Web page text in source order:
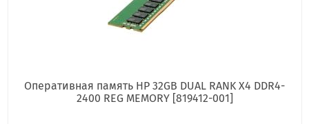
Оперативная память HP 32GB DUAL RANK X4 DDR4-
2400 REG MEMORY [819412-001]